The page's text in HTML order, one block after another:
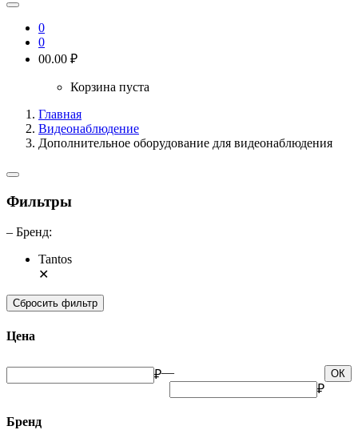
0
0
00.00 ₽
Корзина пуста
Главная
Видеонаблюдение
Дополнительное оборудование для видеонаблюдения
Фильтры
– Бренд:
Tantos
✕
Сбросить фильтр
Цена
₽— ОК
₽
Бренд